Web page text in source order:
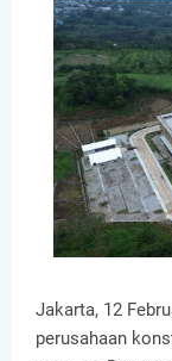
Jakarta, 12
perusahaan